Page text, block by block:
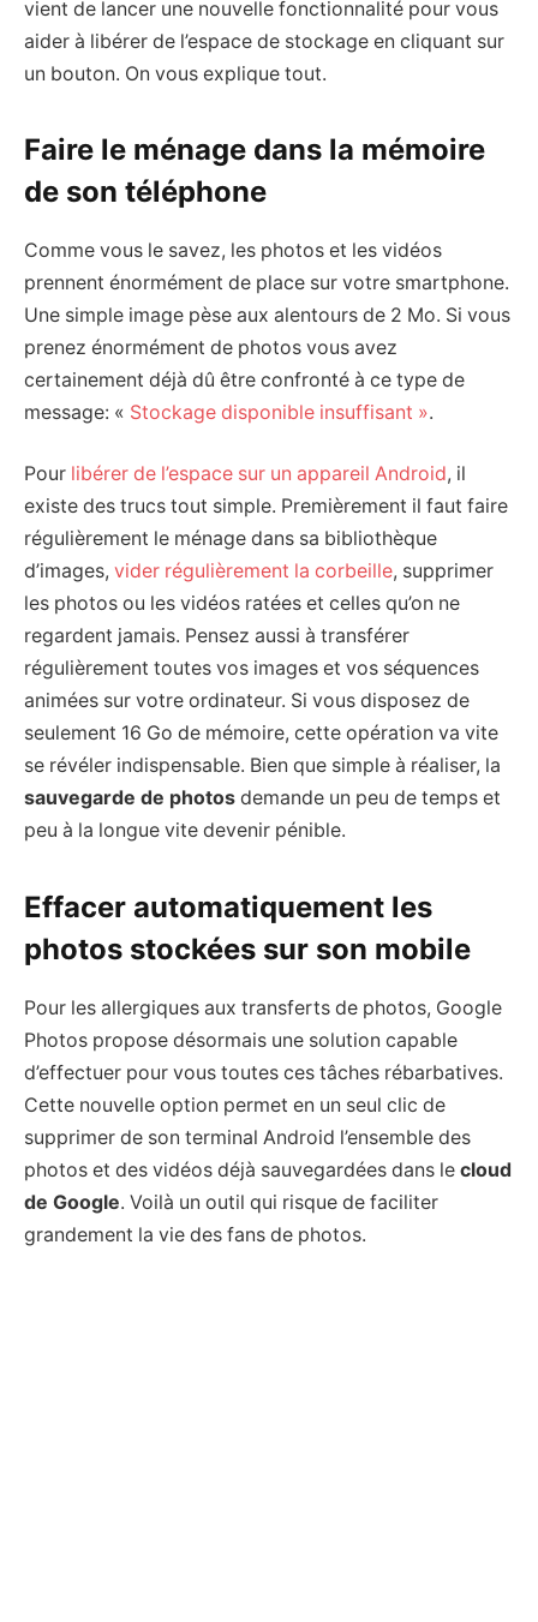
vient de lancer une nouvelle fonctionnalité pour vous
aider à libérer de l’espace de stockage en cliquant sur
un bouton. On vous explique tout.
Faire le ménage dans la mémoire
de son téléphone
Comme vous le savez, les photos et les vidéos
prennent énormément de place sur votre smartphone.
Une simple image pèse aux alentours de 2 Mo. Si vous
prenez énormément de photos vous avez
certainement déjà dû être confronté à ce type de
message: « Stockage disponible insuffisant ».
Pour libérer de l’espace sur un appareil Android, il
existe des trucs tout simple. Premièrement il faut faire
régulièrement le ménage dans sa bibliothèque
d’images, vider régulièrement la corbeille, supprimer
les photos ou les vidéos ratées et celles qu’on ne
regardent jamais. Pensez aussi à transférer
régulièrement toutes vos images et vos séquences
animées sur votre ordinateur. Si vous disposez de
seulement 16 Go de mémoire, cette opération va vite
se révéler indispensable. Bien que simple à réaliser, la
sauvegarde de photos demande un peu de temps et
peu à la longue vite devenir pénible.
Effacer automatiquement les
photos stockées sur son mobile
Pour les allergiques aux transferts de photos, Google
Photos propose désormais une solution capable
d’effectuer pour vous toutes ces tâches rébarbatives.
Cette nouvelle option permet en un seul clic de
supprimer de son terminal Android l’ensemble des
photos et des vidéos déjà sauvegardées dans le cloud
de Google. Voilà un outil qui risque de faciliter
grandement la vie des fans de photos.